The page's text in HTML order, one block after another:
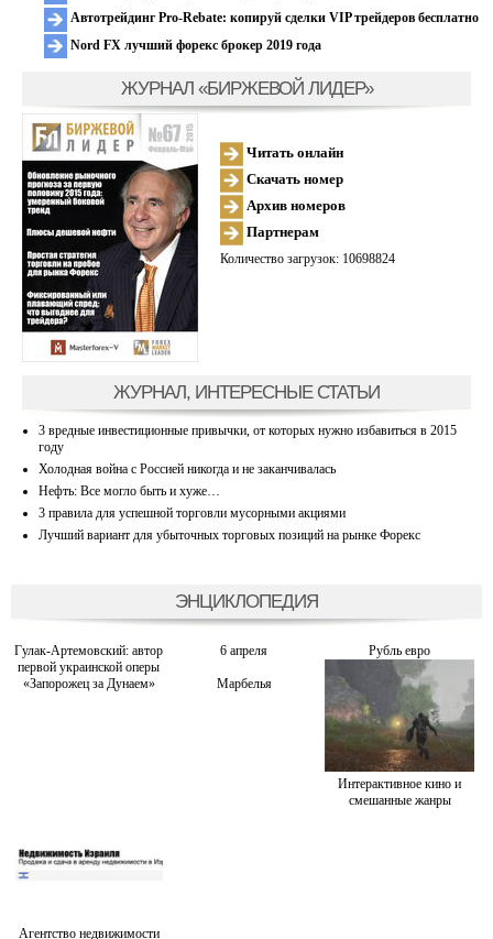
Автотрейдинг Pro-Rebate: копируй сделки VIP трейдеров бесплатно
Nord FX лучший форекс брокер 2019 года
ЖУРНАЛ «БИРЖЕВОЙ ЛИДЕР»
Читать онлайн
Скачать номер
Архив номеров
Партнерам
Количество загрузок: 10698824
ЖУРНАЛ, ИНТЕРЕСНЫЕ СТАТЬИ
3 вредные инвестиционные привычки, от которых нужно избавиться в 2015
году
Холодная война с Россией никогда и не заканчивалась
Нефть: Все могло быть и хуже…
3 правила для успешной торговли мусорными акциями
Лучший вариант для убыточных торговых позиций на рынке Форекс
ЭНЦИКЛОПЕДИЯ
Гулак-Артемовский: автор
первой украинской оперы
«Запорожец за Дунаем»
6 апреля Рубль евро
Марбелья
Интерактивное кино и
смешанные жанры
Агентство недвижимости